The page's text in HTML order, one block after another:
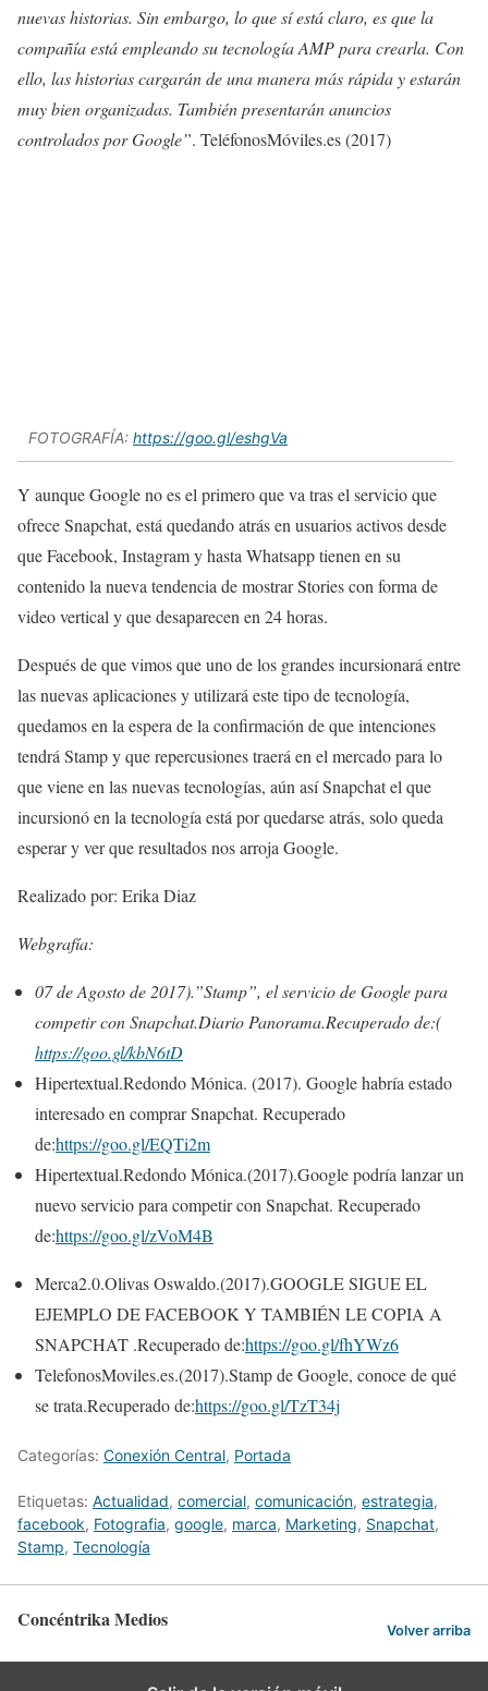
nuevas historias. Sin embargo, lo que sí está claro, es que la
compañía está empleando su tecnología AMP para crearla. Con
ello, las historias cargarán de una manera más rápida y estarán
muy bien organizadas. También presentarán anuncios
controlados por Google”. TeléfonosMóviles.es (2017)
FOTOGRAFÍA: https://goo.gl/eshgVa
Y aunque Google no es el primero que va tras el servicio que
ofrece Snapchat, está quedando atrás en usuarios activos desde
que Facebook, Instagram y hasta Whatsapp tienen en su
contenido la nueva tendencia de mostrar Stories con forma de
video vertical y que desaparecen en 24 horas.
Después de que vimos que uno de los grandes incursionará entre
las nuevas aplicaciones y utilizará este tipo de tecnología,
quedamos en la espera de la confirmación de que intenciones
tendrá Stamp y que repercusiones traerá en el mercado para lo
que viene en las nuevas tecnologías, aún así Snapchat el que
incursionó en la tecnología está por quedarse atrás, solo queda
esperar y ver que resultados nos arroja Google.
Realizado por: Erika Diaz
Webgrafía:
07 de Agosto de 2017).”Stamp”, el servicio de Google para
competir con Snapchat.Diario Panorama.Recuperado de:(
https://goo.gl/kbN6tD
Hipertextual.Redondo Mónica. (2017). Google habría estado
interesado en comprar Snapchat. Recuperado
de:https://goo.gl/EQTi2m
Hipertextual.Redondo Mónica.(2017).Google podría lanzar un
nuevo servicio para competir con Snapchat. Recuperado
de:https://goo.gl/zVoM4B
Merca2.0.Olivas Oswaldo.(2017).GOOGLE SIGUE EL
EJEMPLO DE FACEBOOK Y TAMBIÉN LE COPIA A
SNAPCHAT .Recuperado de:https://goo.gl/fhYWz6
TelefonosMoviles.es.(2017).Stamp de Google, conoce de qué
se trata.Recuperado de:https://goo.gl/TzT34j
Categorías: Conexión Central, Portada
Etiquetas: Actualidad, comercial, comunicación, estrategia,
facebook, Fotografia, google, marca, Marketing, Snapchat,
Stamp, Tecnologí­a
Concéntrika Medios Volver arriba